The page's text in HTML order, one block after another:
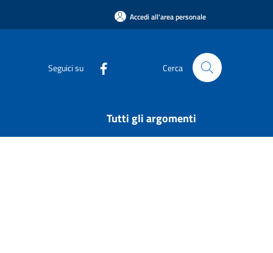
Accedi all'area personale
Seguici su Cerca
Tutti gli argomenti